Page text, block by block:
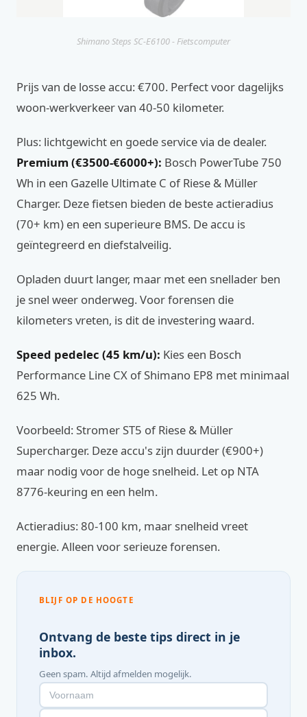
Shimano Steps SC-E6100 - Fietscomputer
Prijs van de losse accu: €700. Perfect voor dagelijks
woon-werkverkeer van 40-50 kilometer.
Plus: lichtgewicht en goede service via de dealer.
Premium (€3500-€6000+): Bosch PowerTube 750
Wh in een Gazelle Ultimate C of Riese & Müller
Charger. Deze fietsen bieden de beste actieradius
(70+ km) en een superieure BMS. De accu is
geïntegreerd en diefstalveilig.
Opladen duurt langer, maar met een snellader ben
je snel weer onderweg. Voor forensen die
kilometers vreten, is dit de investering waard.
Speed pedelec (45 km/u): Kies een Bosch
Performance Line CX of Shimano EP8 met minimaal
625 Wh.
Voorbeeld: Stromer ST5 of Riese & Müller
Supercharger. Deze accu's zijn duurder (€900+)
maar nodig voor de hoge snelheid. Let op NTA
8776-keuring en een helm.
Actieradius: 80-100 km, maar snelheid vreet
energie. Alleen voor serieuze forensen.
BLIJF OP DE HOOGTE
Ontvang de beste tips direct in je
inbox.
Geen spam. Altijd afmelden mogelijk.